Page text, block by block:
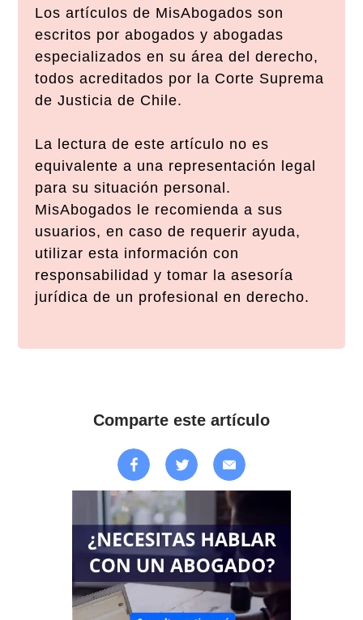
Los artículos de MisAbogados son
escritos por abogados y abogadas
especializados en su área del derecho,
todos acreditados por la Corte Suprema
de Justicia de Chile.
La lectura de este artículo no es
equivalente a una representación legal
para su situación personal.
MisAbogados le recomienda a sus
usuarios, en caso de requerir ayuda,
utilizar esta información con
responsabilidad y tomar la asesoría
jurídica de un profesional en derecho.
Comparte este artículo